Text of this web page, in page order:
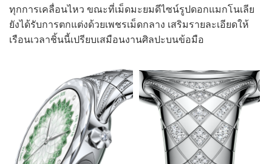
ทุกการเคลื่อนไหว ขณะที่เม็ดมะยมดีไซน์รูปดอกแมกโนเลีย
ยังได้รับการตกแต่งด้วยเพชรเม็ดกลาง เสริมรายละเอียดให้
เรือนเวลาชิ้นนี้เปรียบเสมือนงานศิลปะบนข้อมือ